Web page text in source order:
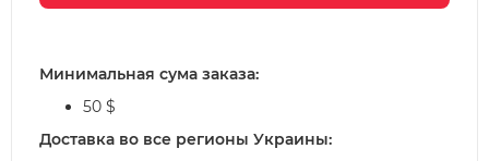
Минимальная сума заказа:
50 $
Доставка во все регионы Украины: